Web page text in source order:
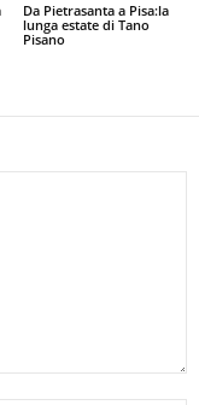
Da Pietrasanta a Pisa:la
lunga estate di Tano
Pisano